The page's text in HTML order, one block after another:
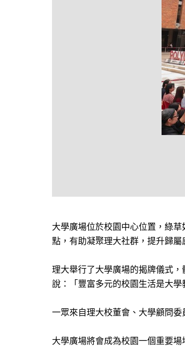
大學廣場位於校園中心位置，綠
點，有助凝聚理大社群，提升歸屬
理大舉行了大學廣場的揭牌儀式
說：「豐富多元的校園生活是大
一眾來自理大校董會、大學顧問
大學廣場將會成為校園一個重要